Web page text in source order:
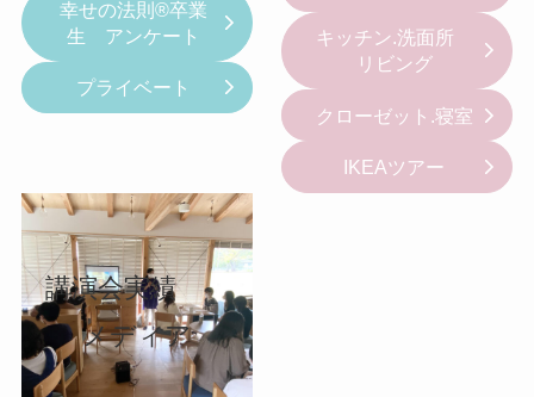
幸せの法則®卒業
生 アンケート
プライベート
キッチン.洗面所
リビング
クローゼット.寝室
IKEAツアー
講演会実績
メディア